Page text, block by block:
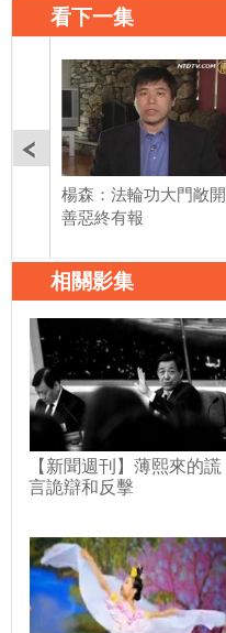
看下一集
楊森：法輪功大門敞開
善惡終有報
相關影集
【新聞週刊】薄熙來的謊
言詭辯和反擊